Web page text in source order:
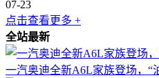
07-23
点击查看更多 +
全站最新
一汽奥迪全新A6L家族登场，“